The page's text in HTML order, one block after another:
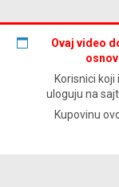
Ovaj video
Korisnici
uloguju na
Kupovinu